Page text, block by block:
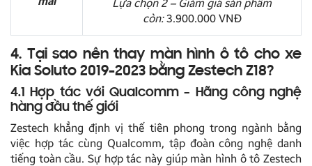
Lựa chọn 2 – Giảm giá sản phẩm
còn:3.900.000 VNĐ
4. Tại sao nên thay màn hình ô tô cho xe
Kia Soluto 2019-2023 bằng Zestech Z18?
4.1 Hợp tác với Qualcomm – Hãng công nghệ
hàng đầu thế giới
Zestech khẳng định vị thế tiên phong trong ngành bằng
việc hợp tác cùng Qualcomm, tập đoàn công nghệ danh
tiếng toàn cầu. Sự hợp tác này giúp màn hình ô tô Zestech